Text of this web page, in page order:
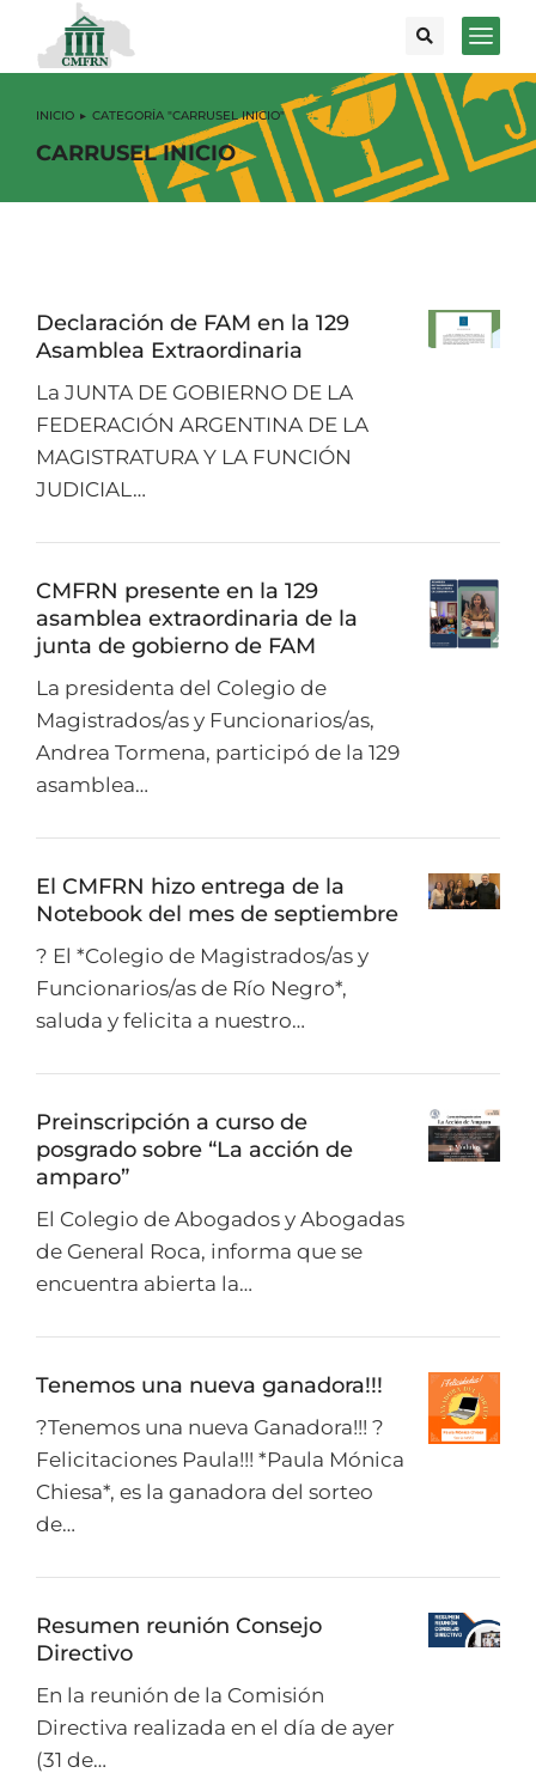
Estás aquí:
INICIO CATEGORÍA "CARRUSEL INICIO"
CARRUSEL INICIO
Declaración de FAM en la 129
Asamblea Extraordinaria
La JUNTA DE GOBIERNO DE LA
FEDERACIÓN ARGENTINA DE LA
MAGISTRATURA Y LA FUNCIÓN
JUDICIAL…
CMFRN presente en la 129
asamblea extraordinaria de la
junta de gobierno de FAM
La presidenta del Colegio de
Magistrados/as y Funcionarios/as,
Andrea Tormena, participó de la 129
asamblea…
El CMFRN hizo entrega de la
Notebook del mes de septiembre
? El *Colegio de Magistrados/as y
Funcionarios/as de Río Negro*,
saluda y felicita a nuestro…
Preinscripción a curso de
posgrado sobre “La acción de
amparo”
El Colegio de Abogados y Abogadas
de General Roca, informa que se
encuentra abierta la…
Tenemos una nueva ganadora!!!
?Tenemos una nueva Ganadora!!! ?
Felicitaciones Paula!!! *Paula Mónica
Chiesa*, es la ganadora del sorteo
de…
Resumen reunión Consejo
Directivo
En la reunión de la Comisión
Directiva realizada en el día de ayer
(31 de…